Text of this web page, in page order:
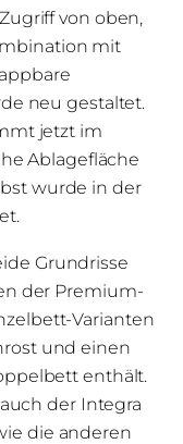
von oben,
mit
neu gestaltet.
jetzt im
Ablagefläche
wurde in der
Grundrisse
der Premium-
Varianten
und einen
enthält.
der Integra
die anderen